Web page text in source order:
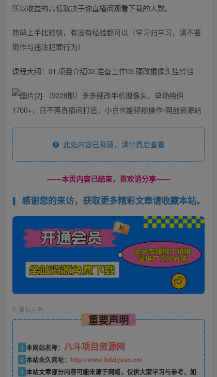
所以收益的高低取决于你直播间观看下载的人数。
简单上手比较快，有没有经验都可以（学习归学习，请不要
用作与违法犯罪行为）
课程大纲：01.项目介绍02.准备工作03.硬改摄像头挂铃铛
此处内容已隐藏，请付费后查看
------本页内容已结束，喜欢请分享------
感谢您的来访，获取更多精彩文章请收藏本站。
© 版权声明
重要声明
1 本网站名称： 八斗项目资源网
2 本站永久网址： http://www.bdziyuan.cn/
3 本站文章部分内容可能来源于网络，仅供大家学习与参考，如